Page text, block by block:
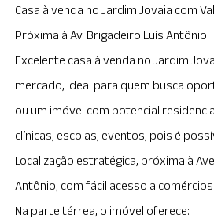
1
Casa à venda no Jardim Jovaia com
Próxima à Av. Brigadeiro Luís Antônio
Excelente casa à venda no Jardim
mercado, ideal para quem busca
ou um imóvel com potencial
clínicas, escolas, eventos, pois é
Localização estratégica, próxima à
Antônio, com fácil acesso a
Na parte térrea, o imóvel oferece: